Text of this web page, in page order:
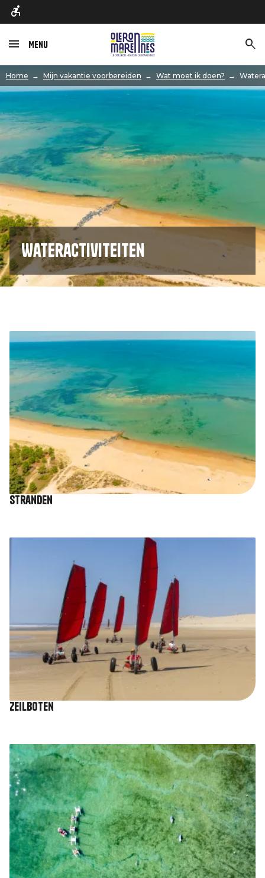
Menu
Home Mijn vakantie voorbereiden Wat moet ik doen?
Wateractiviteiten
Afbeelding
Stranden
Afbeelding
Zeilboten
Afbeelding